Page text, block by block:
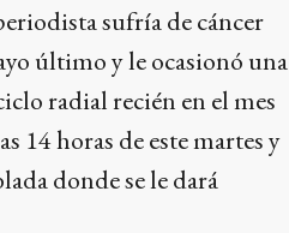
sufría de cáncer
último y le ocasionó una
radial recién en el mes
14 horas de este martes y
donde se le dará